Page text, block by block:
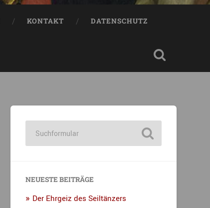
KONTAKT DATENSCHUTZ
NEUESTE BEITRÄGE
Der Ehrgeiz des Seiltänzers